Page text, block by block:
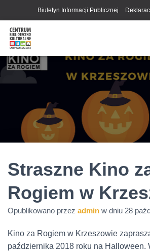
Biuletyn Informacji Publicznej
Straszne Kino
Rogiem w
Opublikowano przez admin w dniu 28
Kino za Rogiem w Krzeszowie
października 2018 roku na Halloween.